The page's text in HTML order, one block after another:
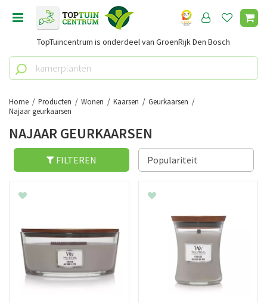
Home Producten Wonen Kaarsen
Geurkaarsen
Najaar geurkaarsen
TopTuincentrum is onderdeel van GroenRijk Den Bosch
NAJAAR GEURKAARSEN
FILTEREN